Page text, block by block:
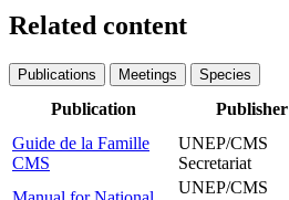
Related content
Publications Meetings Species
Publication Publisher
Guide de la Famille
CMS
UNEP/CMS
Secretariat
UNEP/CMS